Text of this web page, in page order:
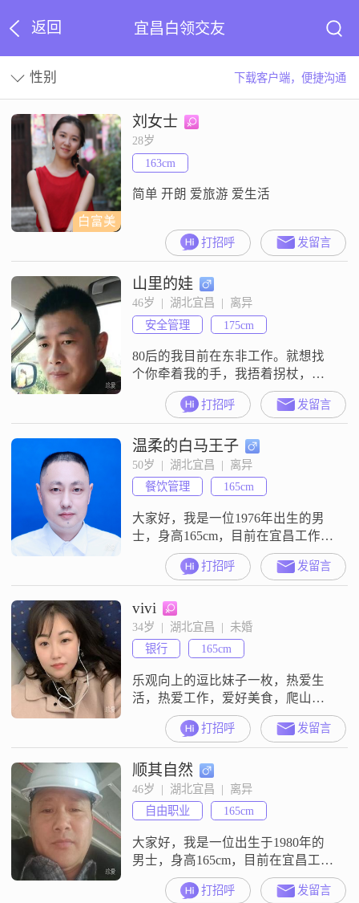
返回 宜昌白领交友
性别 下载客户端，便捷沟通
白富美
刘女士
28岁
163cm
简单 开朗 爱旅游 爱生活
打招呼 发留言
山里的娃
46岁  |  湖北宜昌  |  离异
安全管理
175cm
80后的我目前在东非工作。就想找
个你牵着我的手，我捂着拐杖，一
起看夕阳西下！I've wandered far and
seen the hustle of the world. I finally
realize true peace lies not in grand
thrills, but in ordinar
打招呼 发留言
温柔的白马王子
50岁  |  湖北宜昌  |  离异
餐饮管理
165cm
大家好，我是一位1976年出生的男
士，身高165cm，目前在宜昌工作。
我的月收入在12001到20000元之
间，拥有大学本科学历。在性格方
面，我自认为是一个稳重可靠的
人，做事踏实，待人真诚。我有很
强的责任感，无论是对家庭还是对
工作，都会尽心尽力去承担和完
成。在生活中，我比较勤俭节约，
不铺张浪费，注重实际效益。我一
直在努
打招呼 发留言
vivi
34岁  |  湖北宜昌  |  未婚
银行
165cm
乐观向上的逗比妹子一枚，热爱生
活，热爱工作，爱好美食，爬山，
户外，旅游，音乐，咖啡，喝茶，
希望能遇到一个疼我爱我的人一起
过往后余生
打招呼 发留言
顺其自然
46岁  |  湖北宜昌  |  离异
自由职业
165cm
大家好，我是一位出生于1980年的
男士，身高165cm，目前在宜昌工作
##3002##我的月收入在12001到
20000元之间，拥有大专学历
打招呼 发留言